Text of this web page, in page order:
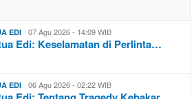
EDI 07 Agu 2026 - 14:09 WIB
Edi: Keselamatan di Perlinta…
EDI 06 Agu 2026 - 02:22 WIB